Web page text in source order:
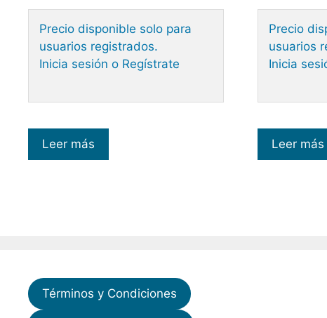
Precio disponible solo para
usuarios registrados.
Inicia sesión o Regístrate
Leer más
Precio
usuarios
Inicia
Leer más
Términos y Condiciones